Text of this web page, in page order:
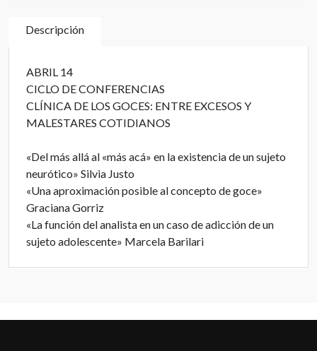
Descripción
ABRIL 14
CICLO DE CONFERENCIAS
CLÍNICA DE LOS GOCES: ENTRE EXCESOS Y
MALESTARES COTIDIANOS
«Del más allá al «más acá» en la existencia de un sujeto
neurótico» Silvia Justo
«Una aproximación posible al concepto de goce»
Graciana Gorriz
«La función del analista en un caso de adicción de un
sujeto adolescente» Marcela Barilari